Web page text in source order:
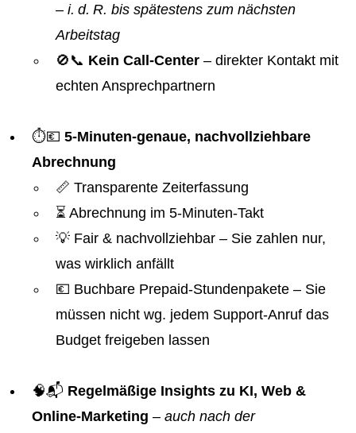
– i. d. R. bis spätestens zum nächsten
Arbeitstag
🚫📞 Kein Call-Center – direkter Kontakt mit
echten Ansprechpartnern
⏱️💶 5-Minuten-genaue, nachvollziehbare
Abrechnung
📏 Transparente Zeiterfassung
⏳ Abrechnung im 5-Minuten-Takt
💡 Fair & nachvollziehbar – Sie zahlen nur,
was wirklich anfällt
💶 Buchbare Prepaid-Stundenpakete – Sie
müssen nicht wg. jedem Support-Anruf das
Budget freigeben lassen
🧠📬 Regelmäßige Insights zu KI, Web &
Online-Marketing – auch nach der